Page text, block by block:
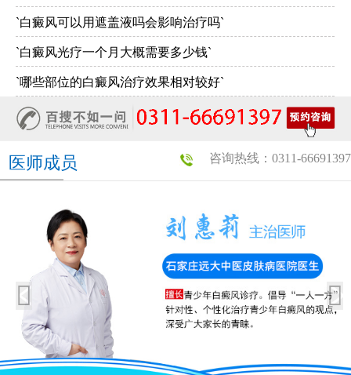
`白癜风可以用遮盖液吗会影响治疗吗`
`白癜风光疗一个月大概需要多少钱`
`哪些部位的白癜风治疗效果相对较好`
咨询热线：0311-66691397
医师成员